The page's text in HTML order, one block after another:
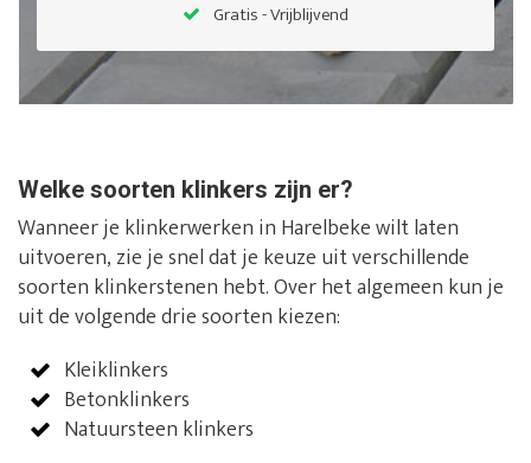
Gratis - Vrijblijvend
Welke soorten klinkers zijn er?
Wanneer je klinkerwerken in Harelbeke wilt laten
uitvoeren, zie je snel dat je keuze uit verschillende
soorten klinkerstenen hebt. Over het algemeen kun je
uit de volgende drie soorten kiezen:
Kleiklinkers
Betonklinkers
Natuursteen klinkers